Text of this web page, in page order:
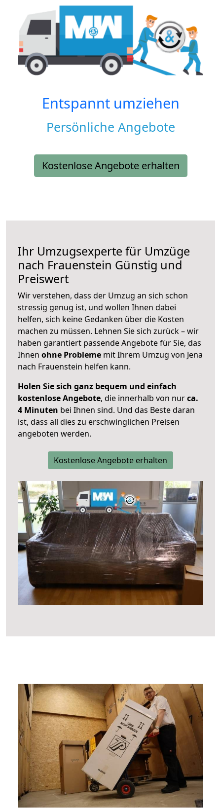
Entspannt umziehen
Persönliche Angebote
Kostenlose Angebote erhalten
Ihr Umzugsexperte für Umzüge
nach Frauenstein Günstig und
Preiswert
Wir verstehen, dass der Umzug an sich schon
stressig genug ist, und wollen Ihnen dabei
helfen, sich keine Gedanken über die Kosten
machen zu müssen. Lehnen Sie sich zurück – wir
haben garantiert passende Angebote für Sie, das
Ihnen ohne Probleme mit Ihrem Umzug von Jena
nach Frauenstein helfen kann.
Holen Sie sich ganz bequem und einfach
kostenlose Angebote, die innerhalb von nurca.
4 Minuten bei Ihnen sind. Und das Beste daran
ist, dass all dies zu erschwinglichen Preisen
angeboten werden.
Kostenlose Angebote erhalten